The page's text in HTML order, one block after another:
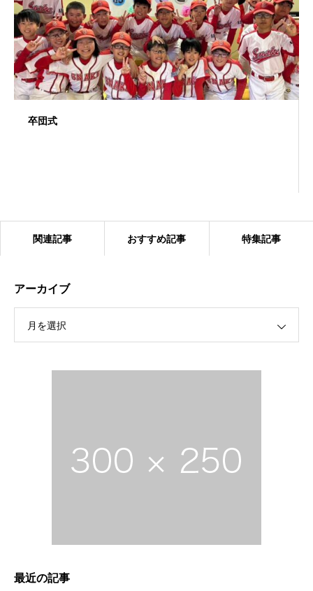
卒団式
2024.1.27 ベアーズ合同練習
関連記事 おすすめ記事 特集記事
アーカイブ
月を選択
最近の記事